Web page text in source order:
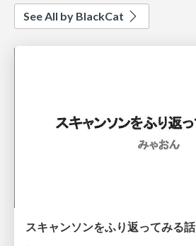
See All by BlackCat
スキャンソンをふり返ってみる話